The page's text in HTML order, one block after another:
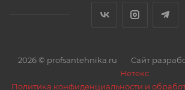
Класс герметичности затвора: А
Гарантия: 10 лет со дня производства
2026 © profsantehnika.ru
Сайт
Нетекс
Политика конфиденциальности и